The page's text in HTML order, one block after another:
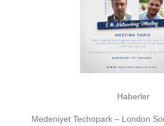
Haberler
Medeniyet Techopark – London